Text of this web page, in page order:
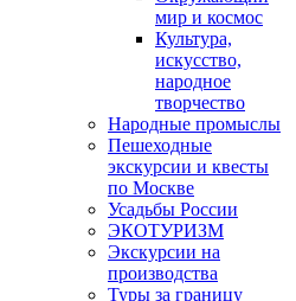
мир и космос
Культура,
искусство,
народное
творчество
Народные промыслы
Пешеходные
экскурсии и квесты
по Москве
Усадьбы России
ЭКОТУРИЗМ
Экскурсии на
производства
Туры за границу